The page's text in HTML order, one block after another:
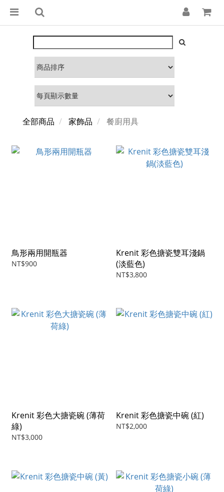
全部商品 家飾品 餐廚用具
鳥形兩用開瓶器
NT$900
Krenit 彩色搪瓷雙耳淺鍋
(淡藍色)
NT$3,800
Krenit 彩色大搪瓷碗 (薄荷
綠)
NT$3,000
Krenit 彩色搪瓷中碗 (紅)
NT$2,000